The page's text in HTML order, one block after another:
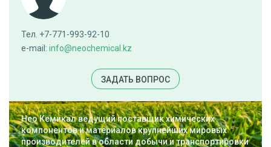
Тел. +7-771-993-92-10
e-mail: info@neochemical.kz
ЗАДАТЬ ВОПРОС
Нео Кемикал ведущий поставщик химических
компонентов и материалов крупнейших мировых
производителей в области добычи и транспортировки